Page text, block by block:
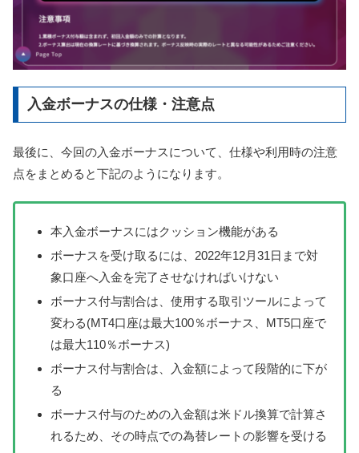
入金ボーナスの仕様・注意点
最後に、今回の入金ボーナスについて、仕様や利用時の注意
点をまとめると下記のようになります。
本入金ボーナスにはクッション機能がある
ボーナスを受け取るには、2022年12月31日まで対
象口座へ入金を完了させなければいけない
ボーナス付与割合は、使用する取引ツールによって
変わる(MT4口座は最大100％ボーナス、MT5口座で
は最大110％ボーナス)
ボーナス付与割合は、入金額によって段階的に下が
る
ボーナス付与のための入金額は米ドル換算で計算さ
れるため、その時点での為替レートの影響を受ける